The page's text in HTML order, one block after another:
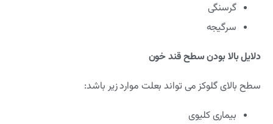
گرسنگی
سرگیجه
دلایل بالا بودن سطح قند خون
سطح بالای گلوکز می تواند بعلت موارد زیر باشد:
بیماری کلیوی